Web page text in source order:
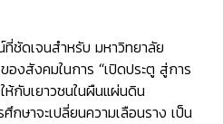
ชัดเจนสำหรับ มหาวิทยาลัย
งสังคมในการ “เปิดประตู สู่การ
ให้กับเยาวชนในผืนแผ่นดิน
ศึกษาจะเปลี่ยนความเลือนราง เป็น